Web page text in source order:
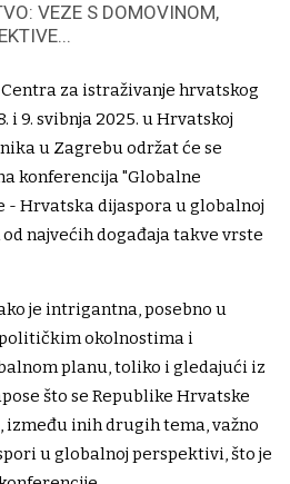
VEZE S DOMOVINOM,
za istraživanje hrvatskog
i 9. svibnja 2025. u Hrvatskoj
u Zagrebu održat će se
konferencija "Globalne
- Hrvatska dijaspora u globalnoj
najvećih događaja takve vrste
je intrigantna, posebno u
okolnostima i
planu, toliko i gledajući iz
što se Republike Hrvatske
između inih drugih tema, važno
u globalnoj perspektivi, što je